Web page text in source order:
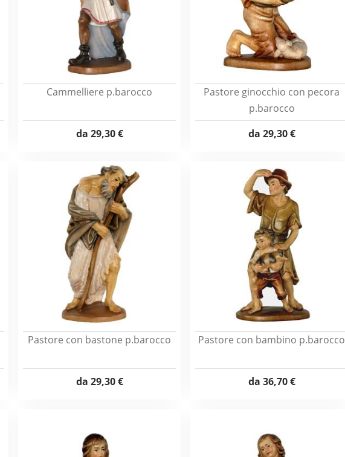
Cammelliere p.barocco
da 29,30 €
Pastore ginocchio con pecora
p.barocco
da 29,30 €
Pastore con bastone p.barocco
da 29,30 €
Pastore con bambino p.barocco
da 36,70 €